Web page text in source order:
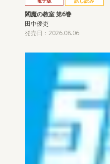
閻魔の教室 第6巻
田中優吏
発売日：2026.08.06